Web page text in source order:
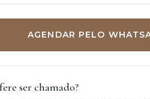
AGENDAR PELO
ser chamado?